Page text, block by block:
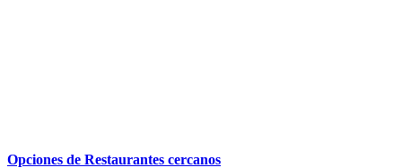
Opciones de Restaurantes cercanos